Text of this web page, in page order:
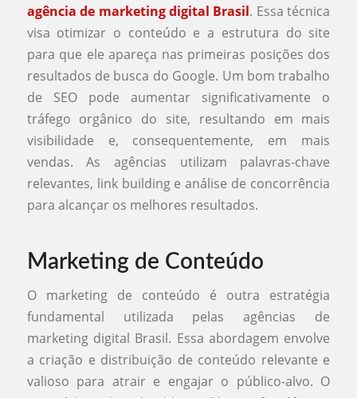
agência de marketing digital Brasil. Essa técnica
visa otimizar o conteúdo e a estrutura do site
para que ele apareça nas primeiras posições dos
resultados de busca do Google. Um bom trabalho
de SEO pode aumentar significativamente o
tráfego orgânico do site, resultando em mais
visibilidade e, consequentemente, em mais
vendas. As agências utilizam palavras-chave
relevantes, link building e análise de concorrência
para alcançar os melhores resultados.
Marketing de Conteúdo
O marketing de conteúdo é outra estratégia
fundamental utilizada pelas agências de
marketing digital Brasil. Essa abordagem envolve
a criação e distribuição de conteúdo relevante e
valioso para atrair e engajar o público-alvo. O